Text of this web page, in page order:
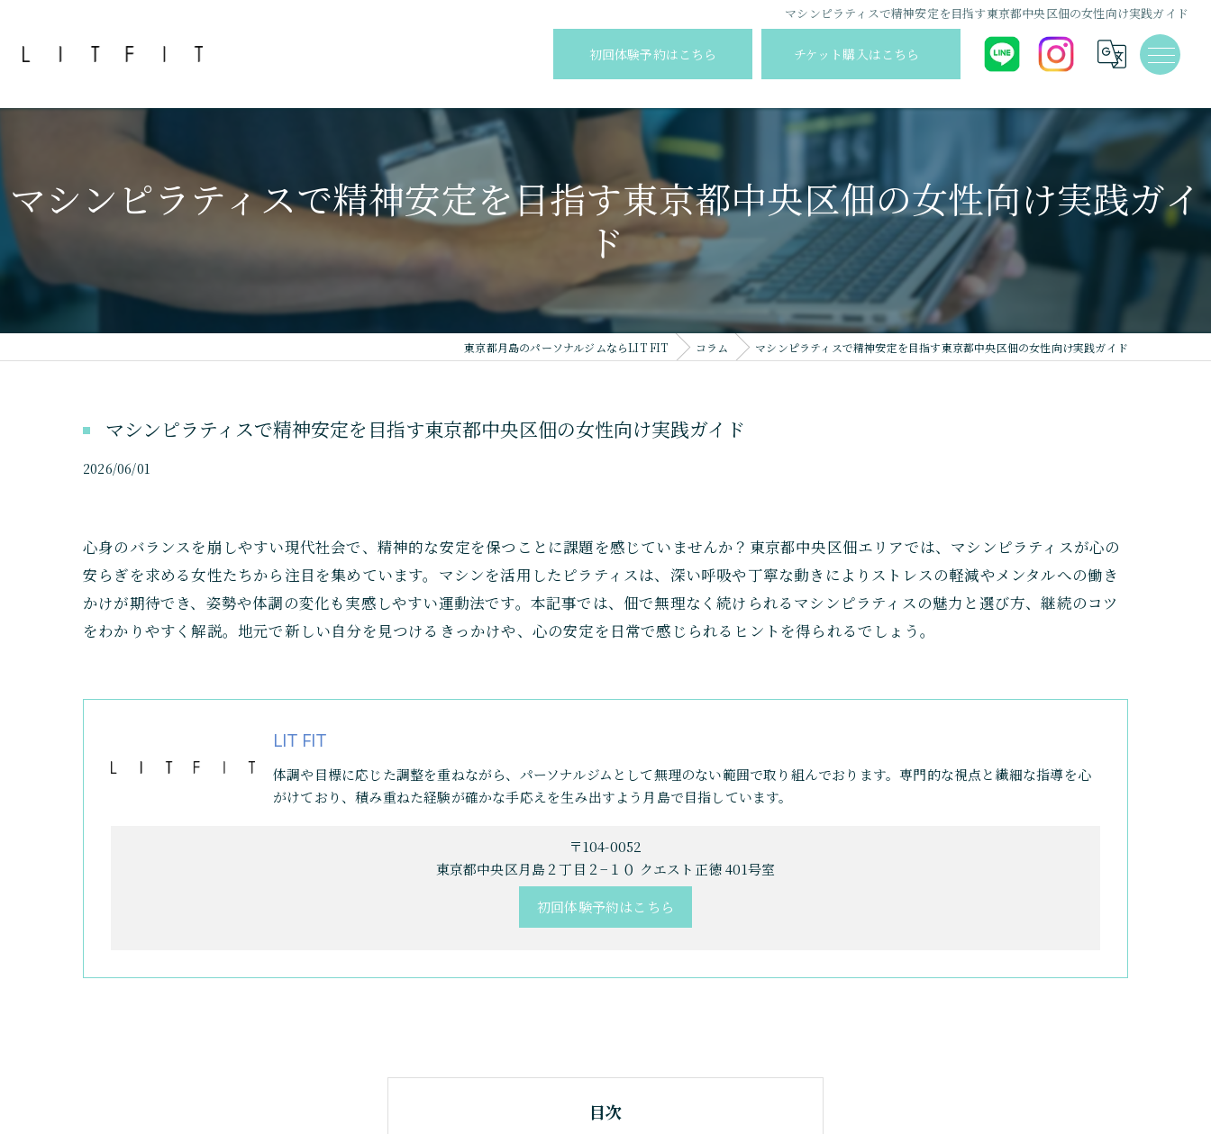
マシンピラティスで精神安定を目指す東京都中央区佃の女性向け実践ガイド
初回体験予約はこちら チケット購入はこちら
マシンピラティスで精神安定を目指す東京都中央区佃の女性向け実践ガイ
ド
東京都月島のパーソナルジムならLIT FIT コラム マシンピラティスで精神安定を目指す東京都中央区佃の女性向け実践ガイド
マシンピラティスで精神安定を目指す東京都中央区佃の女性向け実践ガイド
2026/06/01
心身のバランスを崩しやすい現代社会で、精神的な安定を保つことに課題を感じていませんか？東京都中央区佃エリアでは、マシンピラティスが心の
安らぎを求める女性たちから注目を集めています。マシンを活用したピラティスは、深い呼吸や丁寧な動きによりストレスの軽減やメンタルへの働き
かけが期待でき、姿勢や体調の変化も実感しやすい運動法です。本記事では、佃で無理なく続けられるマシンピラティスの魅力と選び方、継続のコツ
をわかりやすく解説。地元で新しい自分を見つけるきっかけや、心の安定を日常で感じられるヒントを得られるでしょう。
LIT FIT
体調や目標に応じた調整を重ねながら、パーソナルジムとして無理のない範囲で取り組んでおります。専門的な視点と繊細な指導を心
がけており、積み重ねた経験が確かな手応えを生み出すよう月島で目指しています。
〒104-0052
東京都中央区月島２丁目２−１０ クエスト正徳 401号室
初回体験予約はこちら
目次